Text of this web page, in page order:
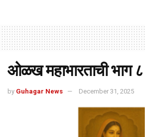
ओळख महाभारताची भाग ८
by Guhagar News December 31, 2025